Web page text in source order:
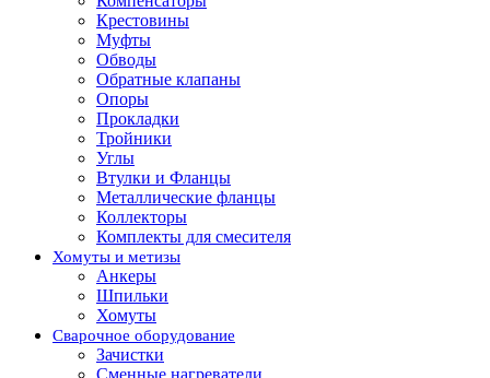
Крестовины
Муфты
Обводы
Обратные клапаны
Опоры
Прокладки
Тройники
Углы
Втулки и Фланцы
Металлические фланцы
Коллекторы
Комплекты для смесителя
Хомуты и метизы
Анкеры
Шпильки
Хомуты
Сварочное оборудование
Зачистки
Сменные нагреватели